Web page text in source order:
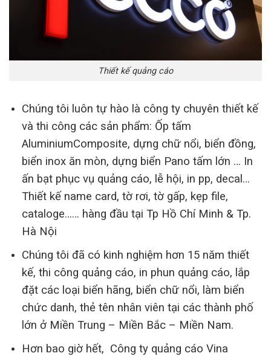
Thiết kế quảng cáo
Chúng tôi luôn tự hào là công ty chuyên thiết kế
và thi công các sản phẩm: Ốp tấm
AluminiumComposite, dựng chữ nổi, biển đồng,
biển inox ăn mòn, dựng biển Pano tấm lớn … In
ấn bạt phục vụ quảng cáo, lễ hội, in pp, decal…
Thiết kế name card, tờ rơi, tờ gấp, kẹp file,
cataloge…… hàng đầu tại Tp Hồ Chí Minh & Tp.
Hà Nội
Chúng tôi đã có kinh nghiệm hơn 15 năm thiết
kế, thi công quảng cáo, in phun quảng cáo, lắp
đặt các loại biển hãng, biển chữ nổi, làm biển
chức danh, thẻ tên nhân viên tại các thành phố
lớn ở Miền Trung – Miền Bắc – Miền Nam.
Hơn bao giờ hết, Công ty quảng cáo Vina